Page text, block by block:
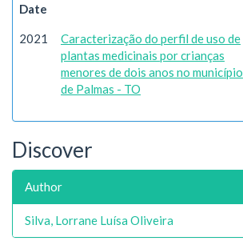
Date
2021
Caracterização do perfil de uso de
plantas medicinais por crianças
menores de dois anos no município
de Palmas - TO
Discover
Author
Silva, Lorrane Luísa Oliveira